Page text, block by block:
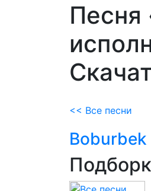
Песня
<< Все песни